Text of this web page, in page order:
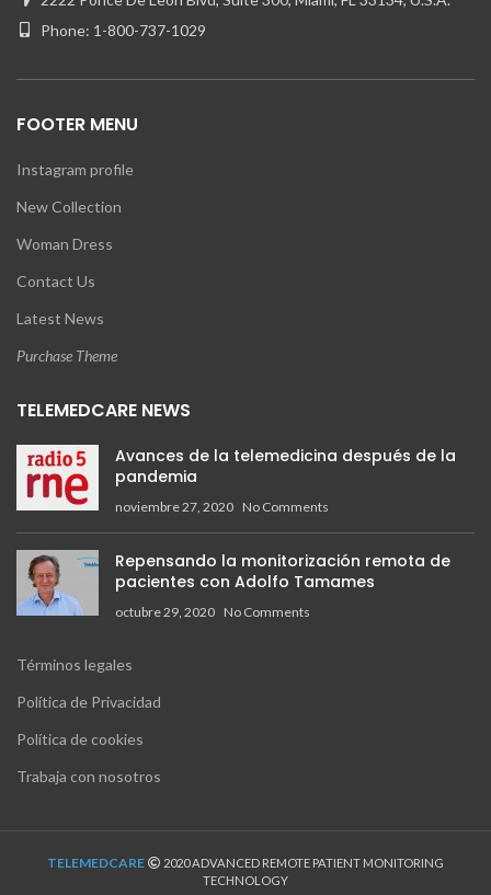
Phone: 1-800-737-1029
FOOTER MENU
Instagram profile
New Collection
Woman Dress
Contact Us
Latest News
Purchase Theme
TELEMEDCARE NEWS
Avances de la telemedicina después de la
pandemia
noviembre 27, 2020 No Comments
Repensando la monitorización remota de
pacientes con Adolfo Tamames
octubre 29, 2020 No Comments
Términos legales
Política de Privacidad
Política de cookies
Trabaja con nosotros
TELEMEDCARE
2020 ADVANCED REMOTE PATIENT MONITORING
TECHNOLOGY